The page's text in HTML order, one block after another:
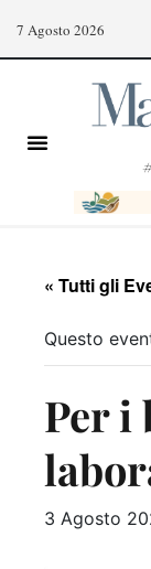
7 Agosto 2026
« Tutti gli
Questo
Per i
3 Agosto